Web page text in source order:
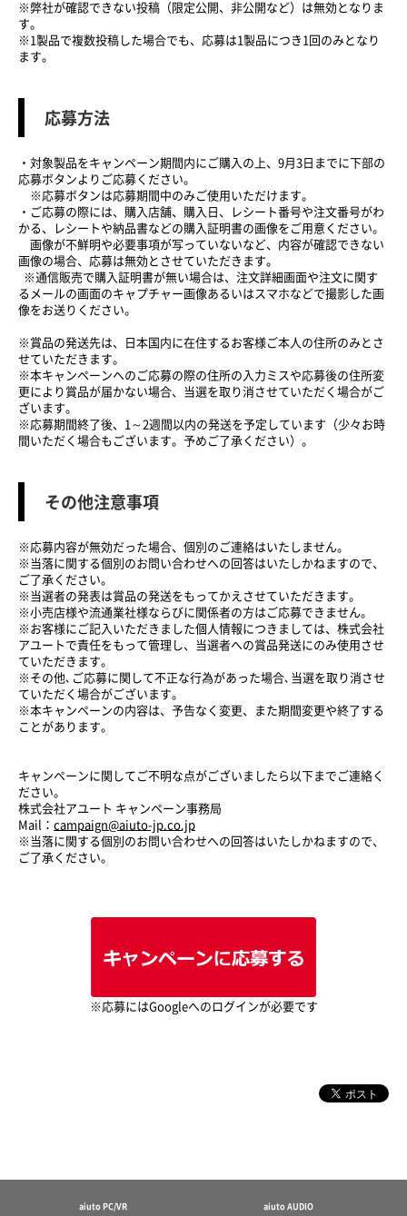
※弊社が確認できない投稿（限定公開、非公開など）は無効となりま
す。
※1製品で複数投稿した場合でも、応募は1製品につき1回のみとなり
ます。
応募方法
・対象製品をキャンペーン期間内にご購入の上、9月3日までに下部の
応募ボタンよりご応募ください。
※応募ボタンは応募期間中のみご使用いただけます。
・ご応募の際には、購入店舗、購入日、レシート番号や注文番号がわ
かる、レシートや納品書などの購入証明書の画像をご用意ください。
画像が不鮮明や必要事項が写っていないなど、内容が確認できない
画像の場合、応募は無効とさせていただきます。
※通信販売で購入証明書が無い場合は、注文詳細画面や注文に関す
るメールの画面のキャプチャー画像あるいはスマホなどで撮影した画
像をお送りください。
※賞品の発送先は、日本国内に在住するお客様ご本人の住所のみとさ
せていただきます。
※本キャンペーンへのご応募の際の住所の入力ミスや応募後の住所変
更により賞品が届かない場合、当選を取り消させていただく場合がご
ざいます。
※応募期間終了後、1～2週間以内の発送を予定しています（少々お時
間いただく場合もございます。予めご了承ください）。
その他注意事項
※応募内容が無効だった場合、個別のご連絡はいたしません。
※当落に関する個別のお問い合わせへの回答はいたしかねますので、
ご了承ください。
※当選者の発表は賞品の発送をもってかえさせていただきます。
※小売店様や流通業社様ならびに関係者の方はご応募できません。
※お客様にご記入いただきました個人情報につきましては、株式会社
アユートで責任をもって管理し、当選者への賞品発送にのみ使用させ
ていただきます。
※その他､ご応募に関して不正な行為があった場合､当選を取り消させ
ていただく場合がございます。
※本キャンペーンの内容は、予告なく変更、また期間変更や終了する
ことがあります。
キャンペーンに関してご不明な点がございましたら以下までご連絡く
ださい。
株式会社アユート キャンペーン事務局
Mail： campaign@aiuto-jp.co.jp
※当落に関する個別のお問い合わせへの回答はいたしかねますので、
ご了承ください。
※応募にはGoogleへのログインが必要です
aiuto PC/VR aiuto AUDIO